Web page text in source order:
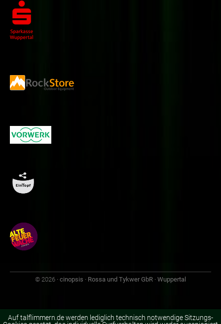
© 2026 · cinopsis · Rossa und Tykwer GbR · Wuppertal
Auf talflimmern.de werden lediglich technisch notwendige Sitzungs-